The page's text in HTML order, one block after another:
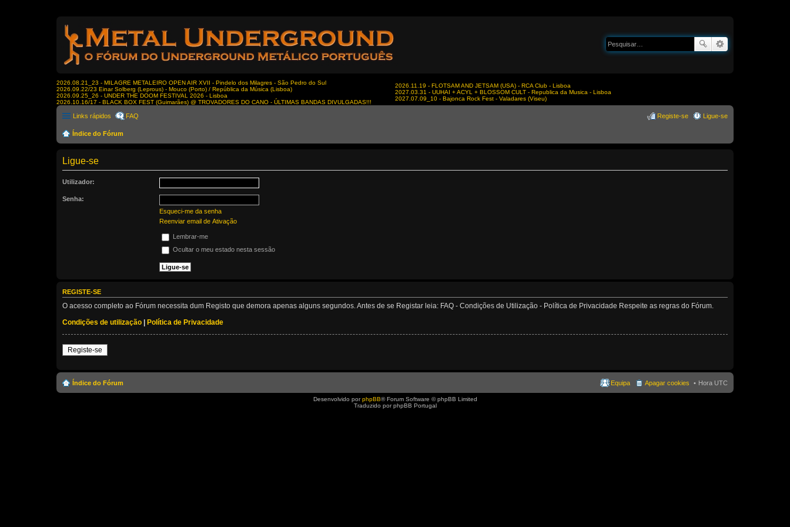
2026.08.21_23 - MILAGRE METALEIRO OPEN AIR XVII - Pindelo dos Milagres - São Pedro do Sul
2026.09.22/23 Einar Solberg (Leprous) - Mouco (Porto) / República da Música (Lisboa)
2026.09.25_26 - UNDER THE DOOM FESTIVAL 2026 - Lisboa
2026.10.16/17 - BLACK BOX FEST (Guimarães) @ TROVADORES DO CANO - ÚLTIMAS BANDAS DIVULGADAS!!!
2026.11.19 - FLOTSAM AND JETSAM (USA) - RCA Club - Lisboa
2027.03.31 - UUHAI + ACYL + BLOSSOM CULT - Republica da Musica - Lisboa
2027.07.09_10 - Bajonca Rock Fest - Valadares (Viseu)
Links rápidos FAQ Ligue-se
Registe-se
Índice do Fórum
Ligue-se
Utilizador:
Senha:
Esqueci-me da senha
Reenviar email de Ativação
Lembrar-me
Ocultar o meu estado nesta sessão
REGISTE-SE
O acesso completo ao Fórum necessita dum Registo que demora apenas alguns segundos. Antes de se Registar leia: FAQ - Condições de Utilização - Política de Privacidade Respeite as regras do Fórum.
Condições de utilização | Política de Privacidade
Registe-se
Índice do Fórum Hora UTC
Apagar cookies
Equipa
Desenvolvido porphpBB® Forum Software © phpBB Limited
Traduzido por phpBB Portugal